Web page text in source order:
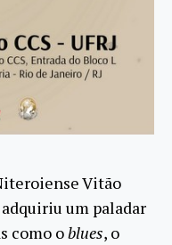
Vitão
adquiriu um paladar
como oblues, o